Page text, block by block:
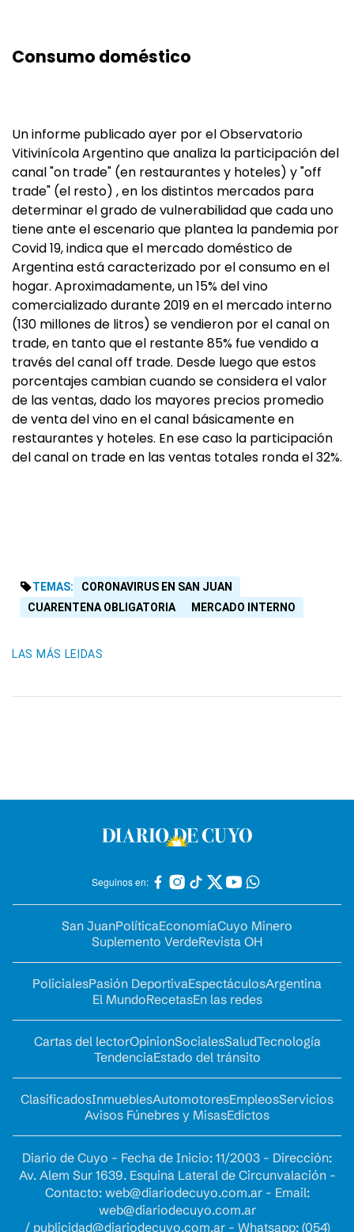
Consumo doméstico
Un informe publicado ayer por el Observatorio
Vitivinícola Argentino que analiza la participación del
canal "on trade" (en restaurantes y hoteles) y "off
trade" (el resto) , en los distintos mercados para
determinar el grado de vulnerabilidad que cada uno
tiene ante el escenario que plantea la pandemia por
Covid 19, indica que el mercado doméstico de
Argentina está caracterizado por el consumo en el
hogar. Aproximadamente, un 15% del vino
comercializado durante 2019 en el mercado interno
(130 millones de litros) se vendieron por el canal on
trade, en tanto que el restante 85% fue vendido a
través del canal off trade. Desde luego que estos
porcentajes cambian cuando se considera el valor
de las ventas, dado los mayores precios promedio
de venta del vino en el canal básicamente en
restaurantes y hoteles. En ese caso la participación
del canal on trade en las ventas totales ronda el 32%.
TEMAS:
CORONAVIRUS EN SAN JUAN
CUARENTENA OBLIGATORIA
MERCADO INTERNO
LAS MÁS LEIDAS
Seguinos en:
San JuanPolíticaEconomíaCuyo Minero
Suplemento VerdeRevista OH
PolicialesPasión DeportivaEspectáculosArgentina
El MundoRecetasEn las redes
Cartas del lectorOpinionSocialesSaludTecnología
TendenciaEstado del tránsito
ClasificadosInmueblesAutomotoresEmpleosServicios
Avisos Fúnebres y MisasEdictos
Diario de Cuyo - Fecha de Inicio: 11/2003 - Dirección:
Av. Alem Sur 1639. Esquina Lateral de Circunvalación -
Contacto: web@diariodecuyo.com.ar- Email:
web@diariodecuyo.com.ar
/ publicidad@diariodecuyo.com.ar- Whatsapp: (054)